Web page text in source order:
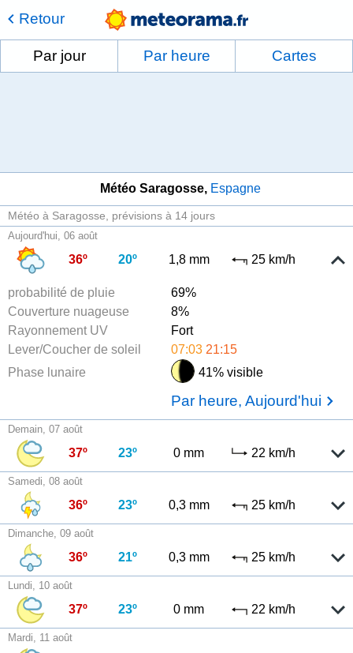
Retour
Par jour Par heure Cartes
Météo Saragosse Espagne
Météo à Saragosse prévisions à 14 jours
Aujourd'hui, 06 août
36º 20º 1,8 mm 25 km/h
probabilité de pluie
69%
Couverture nuageuse
8%
Rayonnement UV
Fort
Lever/Coucher de soleil
07:03 21:15
Phase lunaire
41% visible
Par heure, Aujourd'hui
Demain, 07 août
37º 23º 0 mm 22 km/h
Samedi, 08 août
36º 23º 0,3 mm 25 km/h
Dimanche, 09 août
36º 21º 0,3 mm 25 km/h
Lundi, 10 août
37º 23º 0 mm 22 km/h
Mardi, 11 août